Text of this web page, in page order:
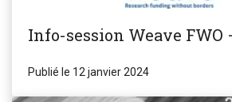
Info-session Weave FWO
Publié le 12 janvier 2024